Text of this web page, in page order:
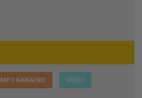
MP3 KARAOKE VIDEO